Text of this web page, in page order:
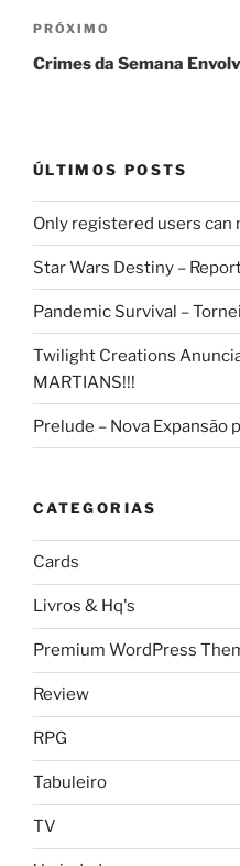
Próximo
post
PRÓXIMO
Crimes da Semana
ÚLTIMOS POSTS
Only registered users can
Star Wars Destiny –
Pandemic Survival –
Twilight Creations
MARTIANS!!!
Prelude – Nova Expansão
CATEGORIAS
Cards
Livros & Hq's
Premium WordPress
Review
RPG
Tabuleiro
TV